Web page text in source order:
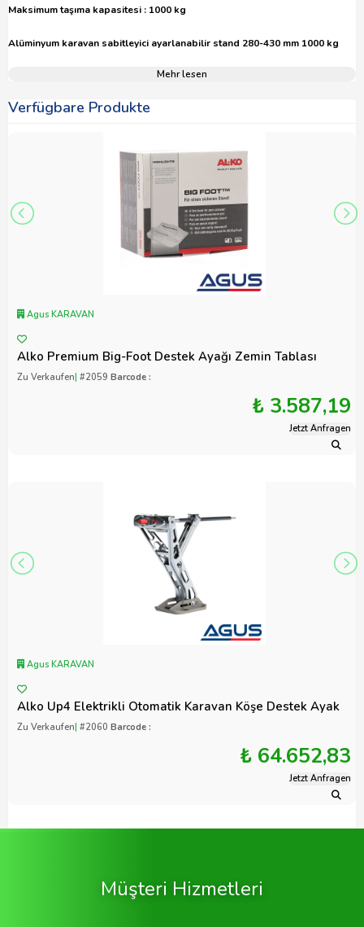
Maksimum taşıma kapasitesi : 1000 kg
Alüminyum karavan sabitleyici ayarlanabilir stand 280-430 mm 1000 kg
Mehr lesen
Verfügbare Produkte
Agus KARAVAN
Alko Premium Big-Foot Destek Ayağı Zemin Tablası
Zu Verkaufen| #2059 Barcode :
₺ 3.587,19
Jetzt Anfragen
Agus KARAVAN
Alko Up4 Elektrikli Otomatik Karavan Köşe Destek Ayak
Zu Verkaufen| #2060 Barcode :
₺ 64.652,83
Jetzt Anfragen
Müşteri Hizmetleri